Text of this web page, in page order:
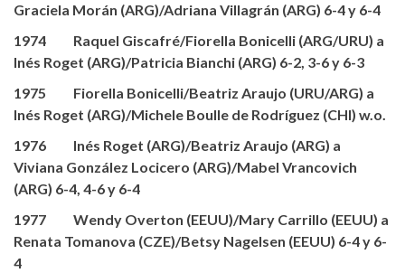
Graciela Morán (ARG)/Adriana Villagrán (ARG) 6-4 y 6-4
1974 Raquel Giscafré/Fiorella Bonicelli (ARG/URU) a
Inés Roget (ARG)/Patricia Bianchi (ARG) 6-2, 3-6 y 6-3
1975 Fiorella Bonicelli/Beatriz Araujo (URU/ARG) a
Inés Roget (ARG)/Michele Boulle de Rodríguez (CHI) w.o.
1976 Inés Roget (ARG)/Beatriz Araujo (ARG) a
Viviana González Locicero (ARG)/Mabel Vrancovich
(ARG) 6-4, 4-6 y 6-4
1977 Wendy Overton (EEUU)/Mary Carrillo (EEUU) a
Renata Tomanova (CZE)/Betsy Nagelsen (EEUU) 6-4 y 6-
4